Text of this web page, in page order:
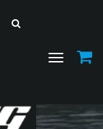
Toggle